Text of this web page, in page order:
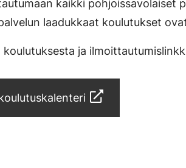
kaikki pohjoissavolaiset
laadukkaat koulutukset
ja